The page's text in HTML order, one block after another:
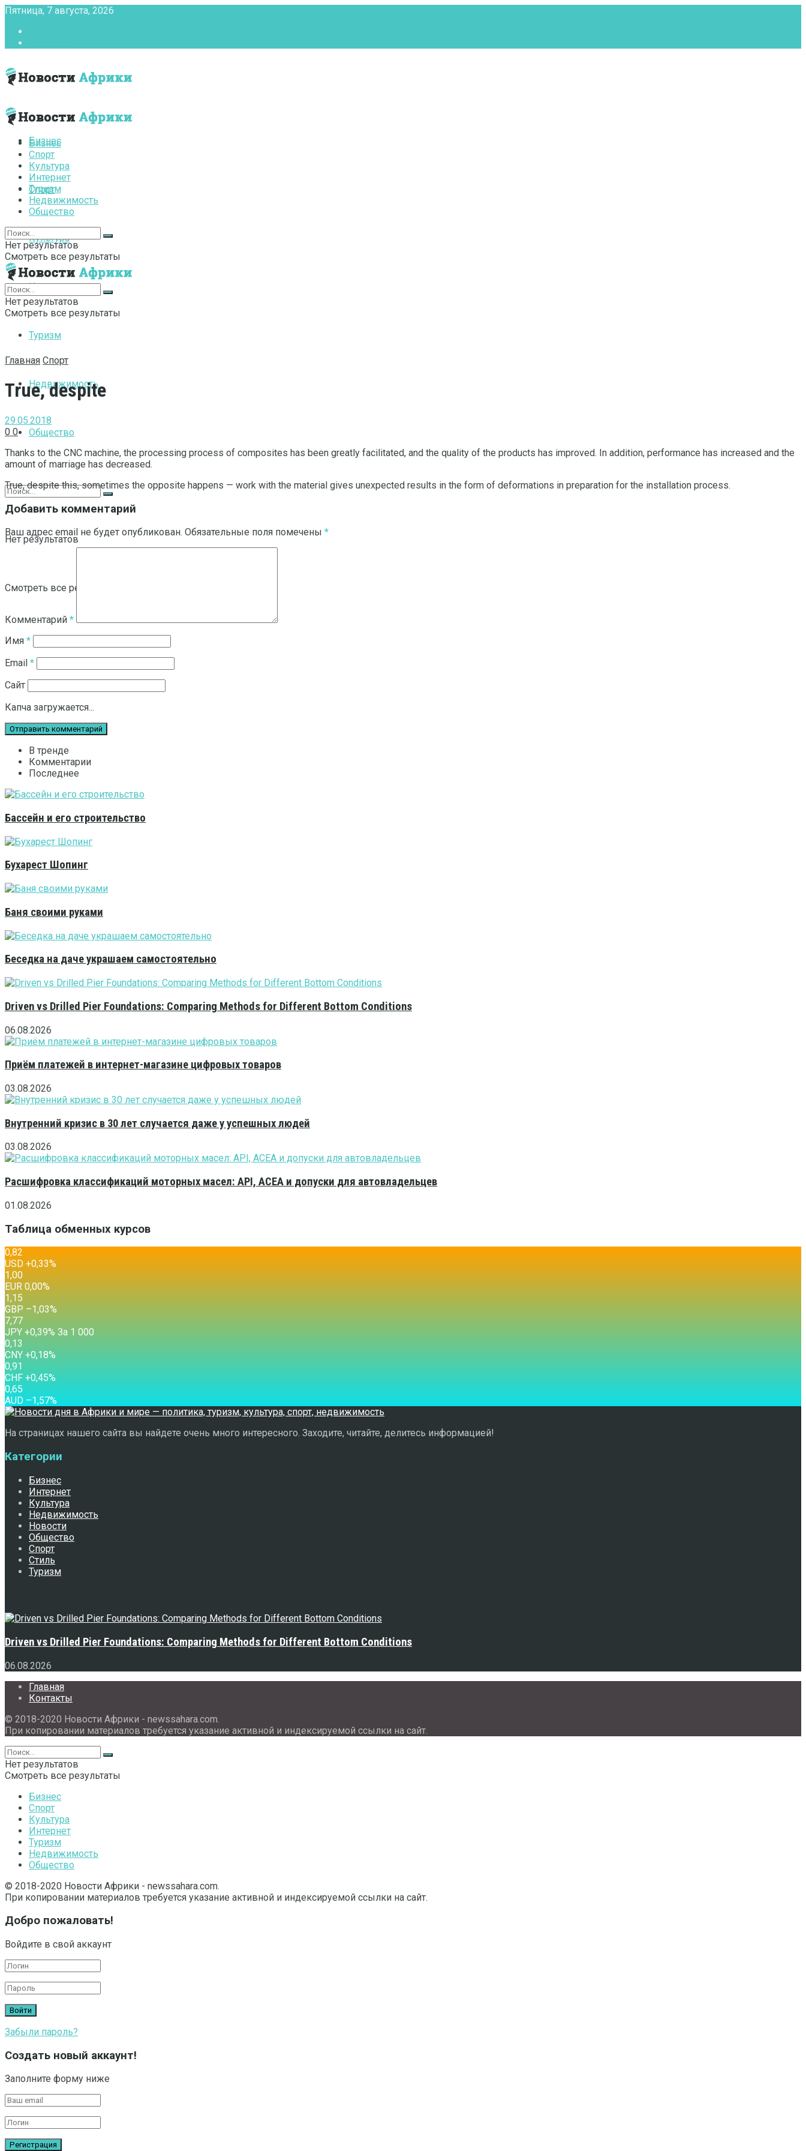
Пятница, 7 августа, 2026
Бизнес
Спорт
Культура
Интернет
Туризм
Недвижимость
Общество
Нет результатов
Смотреть все результаты
Бизнес
Спорт
Культура
Интернет
Туризм
Недвижимость
Общество
Нет результатов
Смотреть все результаты
Нет результатов
Смотреть все результаты
Главная Спорт
True, despite
29.05.2018
0 0
Thanks to the CNC machine, the processing process of composites has been greatly facilitated, and the quality of the products has improved. In addition, performance has increased and the
amount of marriage has decreased.
True, despite this, sometimes the opposite happens — work with the material gives unexpected results in the form of deformations in preparation for the installation process.
Добавить комментарий
Ваш адрес email не будет опубликован. Обязательные поля помечены *
Комментарий *
Имя *
Email *
Сайт
Капча загружается...
В тренде
Комментарии
Последнее
Бассейн и его строительство
Бухарест Шопинг
Баня своими руками
Беседка на даче украшаем самостоятельно
Driven vs Drilled Pier Foundations: Comparing Methods for Different Bottom Conditions
06.08.2026
Приём платежей в интернет-магазине цифровых товаров
03.08.2026
Внутренний кризис в 30 лет случается даже у успешных людей
03.08.2026
Расшифровка классификаций моторных масел: API, ACEA и допуски для автовладельцев
01.08.2026
Таблица обменных курсов
0,82
USD +0,33%
1,00
EUR 0,00%
1,15
GBP –1,03%
7,77
JPY +0,39% За 1 000
0,13
CNY +0,18%
0,91
CHF +0,45%
0,65
AUD –1,57%
На страницах нашего сайта вы найдете очень много интересного. Заходите, читайте, делитесь информацией!
Категории
Бизнес
Интернет
Культура
Недвижимость
Новости
Общество
Спорт
Стиль
Туризм
Driven vs Drilled Pier Foundations: Comparing Methods for Different Bottom Conditions
06.08.2026
Главная
Контакты
© 2018-2020 Новости Африки - newssahara.com.
При копировании материалов требуется указание активной и индексируемой ссылки на сайт.
Нет результатов
Смотреть все результаты
Бизнес
Спорт
Культура
Интернет
Туризм
Недвижимость
Общество
© 2018-2020 Новости Африки - newssahara.com.
При копировании материалов требуется указание активной и индексируемой ссылки на сайт.
Добро пожаловать!
Войдите в свой аккаунт
Забыли пароль?
Создать новый аккаунт!
Заполните форму ниже